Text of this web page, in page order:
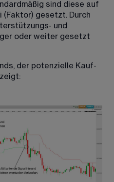
sind diese auf
(Faktor) gesetzt. Durch
und
oder weiter gesetzt
der potenzielle Kauf-